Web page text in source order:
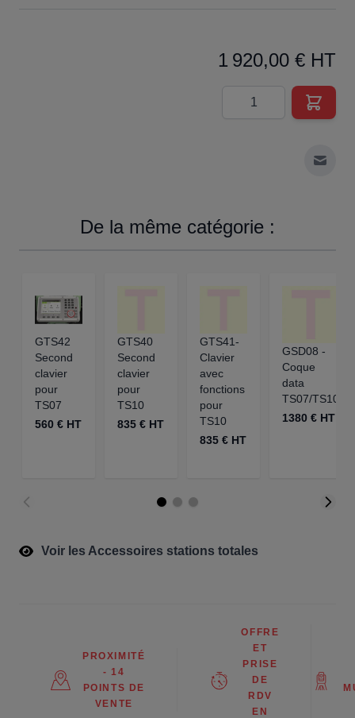
1 920,00 € HT
Quantité
De la même catégorie :
GTS42
Second
clavier
pour
TS07
560 € HT
GTS40
Second
clavier
pour
TS10
835 € HT
GTS41-
Clavier
avec
fonctions
pour
TS10
835 € HT
GSD08 -
Coque
data
TS07/TS10
1380 € HT
Voir les Accessoires stations totales
PROXIMITÉ
- 14
POINTS DE
VENTE
OFFRE
ET
PRISE
DE
RDV
EN